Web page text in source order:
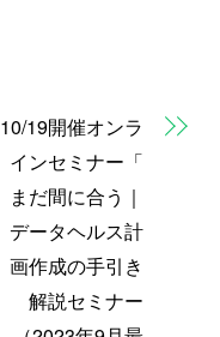
10/19開催オンラ
インセミナー「
まだ間に合う｜
データヘルス計
画作成の手引き
解説セミナー